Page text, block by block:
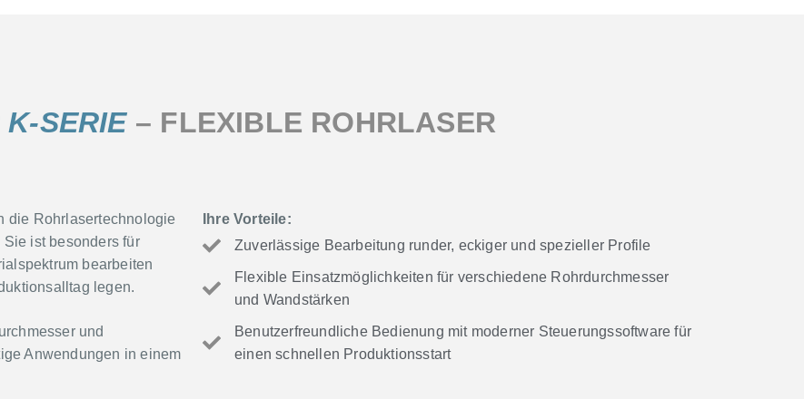
SERIE– FLEXIBLE ROHRLASER
die Rohrlasertechnologie
ist besonders für
bearbeiten
legen.
und
Anwendungen in einem
Ihre Vorteile:
Zuverlässige Bearbeitung runder, eckiger und spezieller Profile
Flexible Einsatzmöglichkeiten für verschiedene Rohrdurchmesser
und Wandstärken
Benutzerfreundliche Bedienung mit moderner Steuerungssoftware für
einen schnellen Produktionsstart